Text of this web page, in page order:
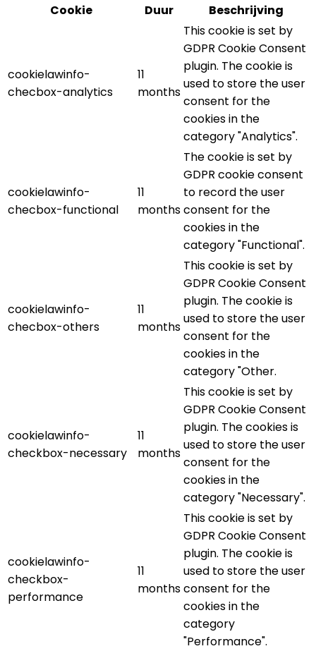
Cookie
Duur Beschrijving
cookielawinfo-
checbox-analytics
11
months
This cookie is set by
GDPR Cookie Consent
plugin. The cookie is
used to store the user
consent for the
cookies in the
category "Analytics".
cookielawinfo-
checbox-functional
11
months
The cookie is set by
GDPR cookie consent
to record the user
consent for the
cookies in the
category "Functional".
cookielawinfo-
checbox-others
11
months
This cookie is set by
GDPR Cookie Consent
plugin. The cookie is
used to store the user
consent for the
cookies in the
category "Other.
cookielawinfo-
checkbox-necessary
11
months
This cookie is set by
GDPR Cookie Consent
plugin. The cookies is
used to store the user
consent for the
cookies in the
category "Necessary".
cookielawinfo-
checkbox-
performance
11
months
This cookie is set by
GDPR Cookie Consent
plugin. The cookie is
used to store the user
consent for the
cookies in the
category
"Performance".